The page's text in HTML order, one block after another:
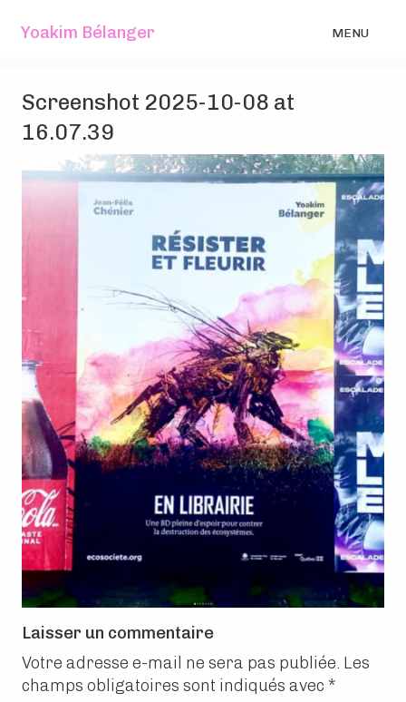
Yoakim Bélanger MENU
Screenshot 2025-10-08 at
16.07.39
Laisser un commentaire
Votre adresse e-mail ne sera pas publiée. Les
champs obligatoires sont indiqués avec *